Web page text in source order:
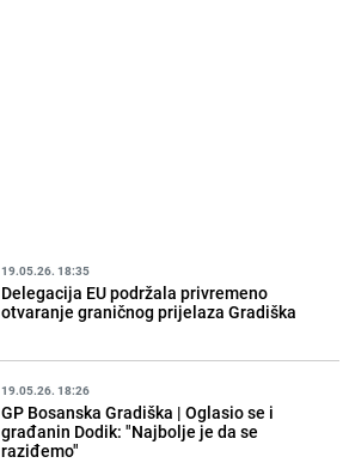
19.05.26. 18:35
Delegacija EU podržala privremeno
otvaranje graničnog prijelaza Gradiška
19.05.26. 18:26
GP Bosanska Gradiška | Oglasio se i
građanin Dodik: "Najbolje je da se
raziđemo"